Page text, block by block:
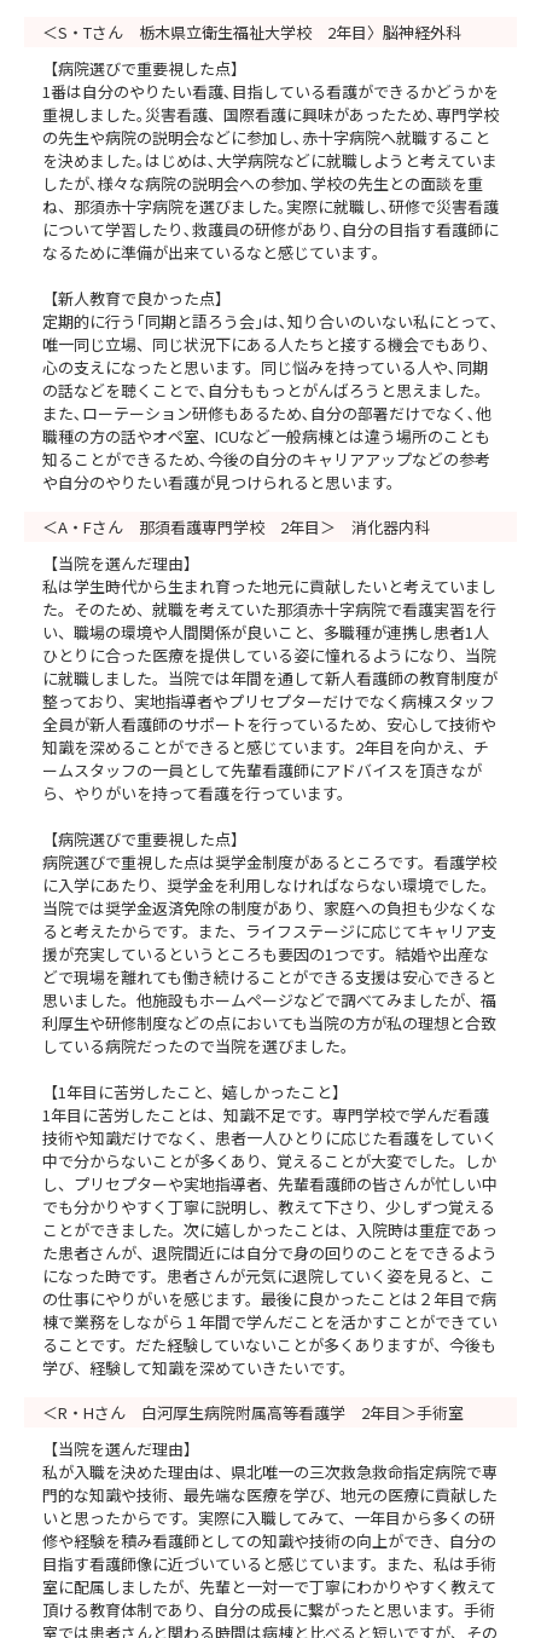
＜S・Tさん 栃木県立衛生福祉大学校 2年目〉脳神経外科
【病院選びで重要視した点】
1番は自分のやりたい看護､目指している看護ができるかどうかを
重視しました｡災害看護、国際看護に興味があったため､専門学校
の先生や病院の説明会などに参加し､赤十字病院へ就職すること
を決めました｡はじめは､大学病院などに就職しようと考えていま
したが､様々な病院の説明会への参加､学校の先生との面談を重
ね、那須赤十字病院を選びました｡実際に就職し､研修で災害看護
について学習したり､救護員の研修があり､自分の目指す看護師に
なるために準備が出来ているなと感じています｡
【新人教育で良かった点】
定期的に行う｢同期と語ろう会｣は､知り合いのいない私にとって､
唯一同じ立場、同じ状況下にある人たちと接する機会でもあり､
心の支えになったと思います。同じ悩みを持っている人や､同期
の話などを聴くことで､自分ももっとがんばろうと思えました。
また､ローテーション研修もあるため､自分の部署だけでなく､他
職種の方の話やオペ室、ICUなど一般病棟とは違う場所のことも
知ることができるため､今後の自分のキャリアアップなどの参考
や自分のやりたい看護が見つけられると思います。
＜A・Fさん 那須看護専門学校 2年目＞ 消化器内科
【当院を選んだ理由】
私は学生時代から生まれ育った地元に貢献したいと考えていまし
た。そのため、就職を考えていた那須赤十字病院で看護実習を行
い、職場の環境や人間関係が良いこと、多職種が連携し患者1人
ひとりに合った医療を提供している姿に憧れるようになり、当院
に就職しました。当院では年間を通して新人看護師の教育制度が
整っており、実地指導者やプリセプターだけでなく病棟スタッフ
全員が新人看護師のサポートを行っているため、安心して技術や
知識を深めることができると感じています。2年目を向かえ、チ
ームスタッフの一員として先輩看護師にアドバイスを頂きなが
ら、やりがいを持って看護を行っています。
【病院選びで重要視した点】
病院選びで重視した点は奨学金制度があるところです。看護学校
に入学にあたり、奨学金を利用しなければならない環境でした。
当院では奨学金返済免除の制度があり、家庭への負担も少なくな
ると考えたからです。また、ライフステージに応じてキャリア支
援が充実しているというところも要因の1つです。結婚や出産な
どで現場を離れても働き続けることができる支援は安心できると
思いました。他施設もホームページなどで調べてみましたが、福
利厚生や研修制度などの点においても当院の方が私の理想と合致
している病院だったので当院を選びました。
【1年目に苦労したこと、嬉しかったこと】
1年目に苦労したことは、知識不足です。専門学校で学んだ看護
技術や知識だけでなく、患者一人ひとりに応じた看護をしていく
中で分からないことが多くあり、覚えることが大変でした。しか
し、プリセプターや実地指導者、先輩看護師の皆さんが忙しい中
でも分かりやすく丁寧に説明し、教えて下さり、少しずつ覚える
ことができました。次に嬉しかったことは、入院時は重症であっ
た患者さんが、退院間近には自分で身の回りのことをできるよう
になった時です。患者さんが元気に退院していく姿を見ると、こ
の仕事にやりがいを感じます。最後に良かったことは２年目で病
棟で業務をしながら１年間で学んだことを活かすことができてい
ることです。だた経験していないことが多くありますが、今後も
学び、経験して知識を深めていきたいです。
＜R・Hさん 白河厚生病院附属高等看護学 2年目＞手術室
【当院を選んだ理由】
私が入職を決めた理由は、県北唯一の三次救急救命指定病院で専
門的な知識や技術、最先端な医療を学び、地元の医療に貢献した
いと思ったからです。実際に入職してみて、一年目から多くの研
修や経験を積み看護師としての知識や技術の向上ができ、自分の
目指す看護師像に近づいていると感じています。また、私は手術
室に配属しましたが、先輩と一対一で丁寧にわかりやすく教えて
頂ける教育体制であり、自分の成長に繋がったと思います。手術
室では患者さんと関わる時間は病棟と比べると短いですが、その